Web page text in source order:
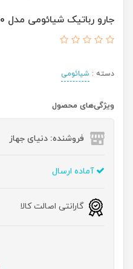
جارو رباتیک شیائومی مدل H40
دسته : شیائومی
ویژگی‌های محصول
فروشنده: دنیای جهاز
آماده ارسال
گارانتی اصالت کالا